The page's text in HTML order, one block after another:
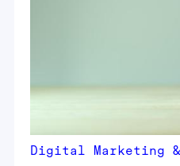
Digital Marketing &